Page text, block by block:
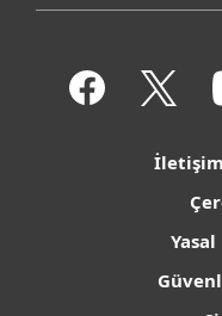
İletişim